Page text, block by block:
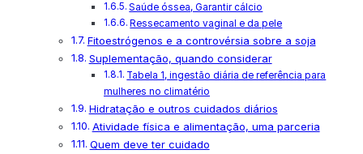
Saúde óssea, Garantir cálcio
Ressecamento vaginal e da pele
Fitoestrógenos e a controvérsia sobre a soja
Suplementação, quando considerar
Tabela 1, ingestão diária de referência para
mulheres no climatério
Hidratação e outros cuidados diários
Atividade física e alimentação, uma parceria
Quem deve ter cuidado